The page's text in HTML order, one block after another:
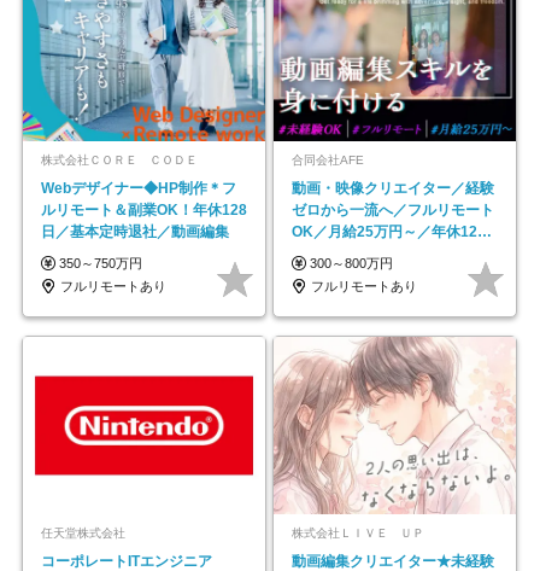
株式会社ＣＯＲＥ ＣＯＤＥ
Webデザイナー◆HP制作＊フ
ルリモート＆副業OK！年休128
日／基本定時退社／動画編集
350～750万円
フルリモートあり
合同会社AFE
動画・映像クリエイター／経験
ゼロから一流へ／フルリモート
OK／月給25万円～／年休125
日以上
300～800万円
フルリモートあり
任天堂株式会社
コーポレートITエンジニア
株式会社ＬＩＶＥ ＵＰ
動画編集クリエイター★未経験